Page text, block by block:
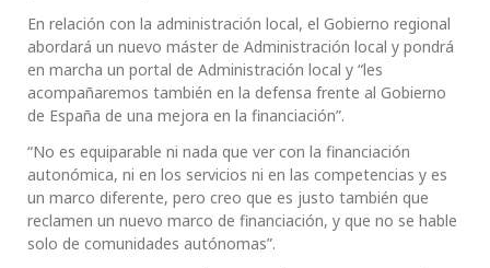
En relación con la administración local, el Gobierno regional
abordará un nuevo máster de Administración local y pondrá
en marcha un portal de Administración local y “les
acompañaremos también en la defensa frente al Gobierno
de España de una mejora en la financiación”.
“No es equiparable ni nada que ver con la financiación
autonómica, ni en los servicios ni en las competencias y es
un marco diferente, pero creo que es justo también que
reclamen un nuevo marco de financiación, y que no se hable
solo de comunidades autónomas”.